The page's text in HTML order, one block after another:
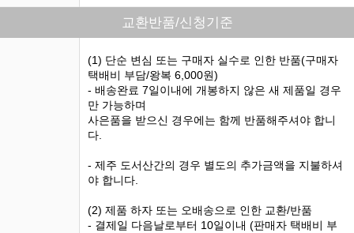
교환반품/신청기준
(1) 단순 변심 또는 구매자 실수로 인한 반품(구매자
택배비 부담/왕복 6,000원)
- 배송완료 7일이내에 개봉하지 않은 새 제품일 경우
만 가능하며
사은품을 받으신 경우에는 함께 반품해주셔야 합니
다.
- 제주 도서산간의 경우 별도의 추가금액을 지불하셔
야 합니다.
(2) 제품 하자 또는 오배송으로 인한 교환/반품
- 결제일 다음날로부터 10일이내 (판매자 택배비 부